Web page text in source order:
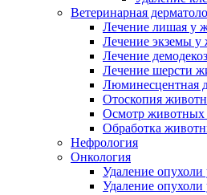
Ветеринарная
Лечение лишая у
Лечение экземы
Лечение
Лечение шерсти
Люминесцентная
Отоскопия
Осмотр
Обработка
Нефрология
Онкология
Удаление опухоли
Удаление опухоли